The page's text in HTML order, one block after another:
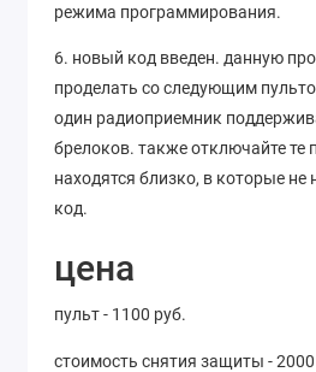
режима программирования.
6. новый код введен. данную
проделать со следующим
один радиоприемник
брелоков. также отключайте те
находятся близко, в которые
код.
цена
пульт - 1100 руб.
стоимость снятия защиты - 2000